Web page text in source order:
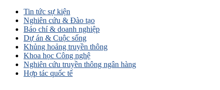
Tin tức sự kiện
Nghiên cứu & Đào tạo
Báo chí & doanh nghiệp
Dự án & Cuộc sống
Khủng hoảng truyền thông
Khoa học Công nghệ
Nghiên cứu truyền thông ngân hàng
Hợp tác quốc tế